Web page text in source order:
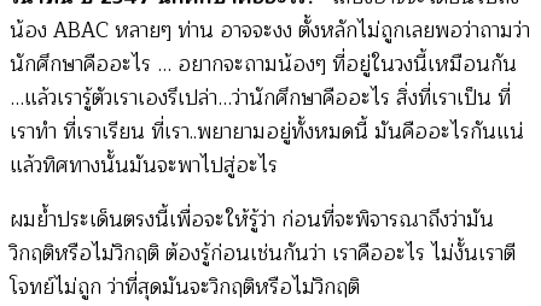
น้อง ABAC หลายๆ ท่าน อาจจะงง ตั้งหลักไม่ถูกเลยพอว่าถามว่า
นักศึกษาคืออะไร … อยากจะถามน้องๆ ที่อยู่ในวงนี้เหมือนกัน
…แล้วเรารู้ตัวเราเองรึเปล่า…ว่านักศึกษาคืออะไร สิ่งที่เราเป็น ที่
เราทำ ที่เราเรียน ที่เรา..พยายามอยู่ทั้งหมดนี้ มันคืออะไรกันแน่
แล้วทิศทางนั้นมันจะพาไปสู่อะไร
ผมย้ำประเด็นตรงนี้เพื่อจะให้รู้ว่า ก่อนที่จะพิจารณาถึงว่ามัน
วิกฤติหรือไม่วิกฤติ ต้องรู้ก่อนเช่นกันว่า เราคืออะไร ไม่งั้นเราตี
โจทย์ไม่ถูก ว่าที่สุดมันจะวิกฤติหรือไม่วิกฤติ